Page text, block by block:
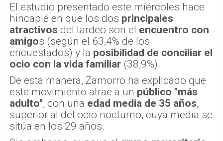
El estudio presentado este miércoles hace
hincapié en que los dos principales
atractivos del tardeo son el encuentro con
amigos (según el 63,4% de los
encuestados) y la posibilidad de conciliar el
ocio con la vida familiar (38,9%).
De esta manera, Zamorro ha explicado que
este movimiento atrae a un público "más
adulto", con una edad media de 35 años,
superior al del ocio nocturno, cuya media se
sitúa en los 29 años.